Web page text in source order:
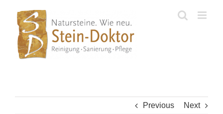
content
Previous Next